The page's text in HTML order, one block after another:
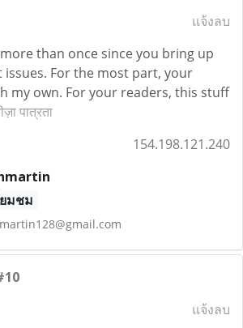
แจ้งลบ
than once since you bring up
issues. For the most part, your
my own. For your readers, this stuff
पात्रता
154.198.121.240
มชม
แจ้งลบ